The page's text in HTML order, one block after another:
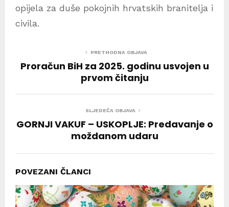
opijela za duše pokojnih hrvatskih branitelja i
civila.
PRETHODNA OBJAVA
Proračun BiH za 2025. godinu usvojen u
prvom čitanju
SLJEDEĆA OBJAVA
GORNJI VAKUF – USKOPLJE: Predavanje o
moždanom udaru
POVEZANI ČLANCI